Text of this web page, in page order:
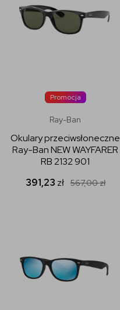
Promocja
Ray-Ban
Okulary przeciwsłoneczne
Ray-Ban NEW WAYFARER
RB 2132 901
391,23 zł 567,00zł